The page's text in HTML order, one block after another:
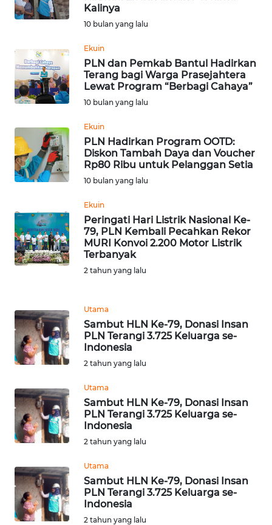
Kalinya
10 bulan yang lalu
Ekuin
PLN dan Pemkab Bantul Hadirkan
Terang bagi Warga Prasejahtera
Lewat Program “Berbagi Cahaya”
10 bulan yang lalu
Ekuin
PLN Hadirkan Program OOTD:
Diskon Tambah Daya dan Voucher
Rp80 Ribu untuk Pelanggan Setia
10 bulan yang lalu
Ekuin
Peringati Hari Listrik Nasional Ke-
79, PLN Kembali Pecahkan Rekor
MURI Konvoi 2.200 Motor Listrik
Terbanyak
2 tahun yang lalu
Utama
Sambut HLN Ke-79, Donasi Insan
PLN Terangi 3.725 Keluarga se-
Indonesia
2 tahun yang lalu
Utama
Sambut HLN Ke-79, Donasi Insan
PLN Terangi 3.725 Keluarga se-
Indonesia
2 tahun yang lalu
Utama
Sambut HLN Ke-79, Donasi Insan
PLN Terangi 3.725 Keluarga se-
Indonesia
2 tahun yang lalu
OPINI
INDEKS
BERITA
KAMI
INFO
IKLAN
KAMI
PEDOMAN
MEDIA
KARIR
Wahana
News
Regional
SUMUT
WN
JAKARTA